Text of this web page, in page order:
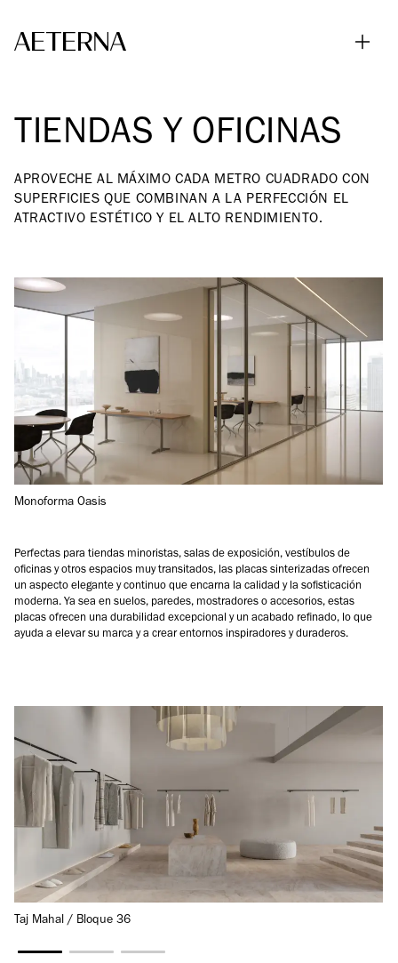
TIENDAS Y OFICINAS
APROVECHE AL MÁXIMO CADA METRO CUADRADO CON
SUPERFICIES QUE COMBINAN A LA PERFECCIÓN EL
ATRACTIVO ESTÉTICO Y EL ALTO RENDIMIENTO.
Monoforma Oasis
Perfectas para tiendas minoristas, salas de exposición, vestíbulos de
oficinas y otros espacios muy transitados, las placas sinterizadas ofrecen
un aspecto elegante y continuo que encarna la calidad y la sofisticación
moderna. Ya sea en suelos, paredes, mostradores o accesorios, estas
placas ofrecen una durabilidad excepcional y un acabado refinado, lo que
ayuda a elevar su marca y a crear entornos inspiradores y duraderos.
Taj Mahal / Bloque 36